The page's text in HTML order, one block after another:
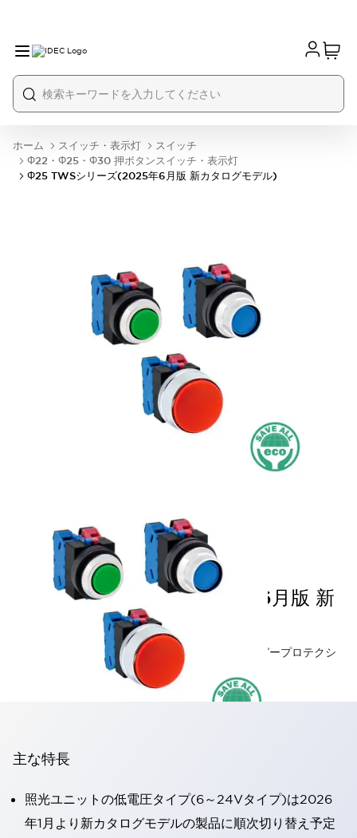
ホーム スイッチ・表示灯
スイッチ
Φ22・Φ25・Φ30 押ボタンスイッチ・表示灯
Φ25 TWSシリーズ(2025年6月版 新カタログモデル)
Φ25 TWSシリーズ(2025年6月版 新
カタログモデル)
安全性・耐環境性を重視したヘビータイプフィンガープロテクシ
ョン構造のSS端子採用 Φ25 10A
主な特長
照光ユニットの低電圧タイプ(6～24Vタイプ)は2026
年1月より新カタログモデルの製品に順次切り替え予定